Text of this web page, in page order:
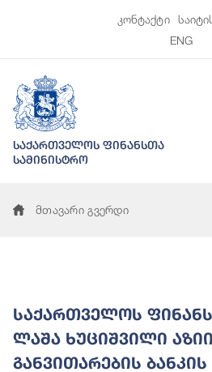
კონტაქტი
ENG
საქართველოს ფინანსთა
სამინისტრო
მთავარი გვერდი
საქართველოს
ლაშა ხუციშვილი
განვითარების ბანკის